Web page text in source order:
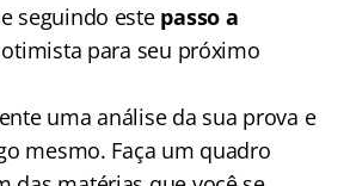
seguindo este passo a
para seu próximo
uma análise da sua prova e
mesmo. Faça um quadro